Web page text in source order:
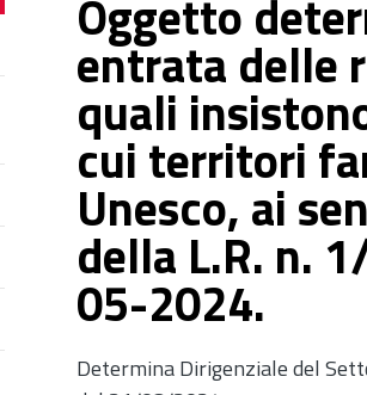
Oggetto
entrata delle
quali
cui territori
Unesco, ai
della L.R. n.
05-2024.
Determina Dirigenziale del